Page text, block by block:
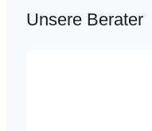
Unsere Berater